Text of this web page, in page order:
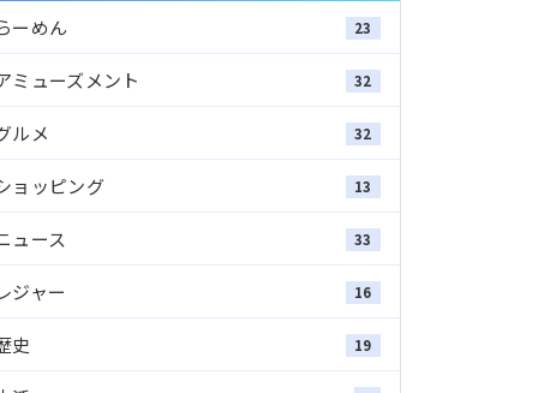
ーめん 23
ミューズメント 32
ルメ 32
ョッピング 13
ュース 33
ジャー 16
史 19